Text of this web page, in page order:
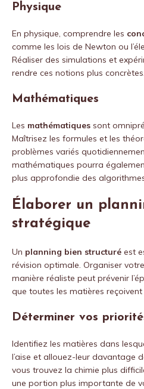
Physique
En physique, comprendre les
comme les lois de Newton ou
Réaliser des simulations et
rendre ces notions plus concrètes.
Mathématiques
Les mathématiques sont
Maîtrisez les formules et les
problèmes variés
mathématiques pourra
plus approfondie des
Élaborer un
stratégique
Un planning bien structuré est
révision optimale. Organiser
manière réaliste peut prévenir
que toutes les matières reçoivent
Déterminer vos
Identifiez les matières dans
l’aise et allouez-leur davantage
vous trouvez la chimie plus
une portion plus importante de